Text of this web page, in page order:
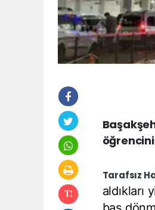
Tarafsız